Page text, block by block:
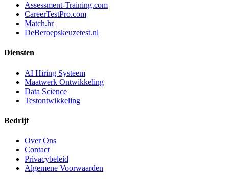
Assessment-Training.com
CareerTestPro.com
Match.hr
DeBeroepskeuzetest.nl
Diensten
AI Hiring Systeem
Maatwerk Ontwikkeling
Data Science
Testontwikkeling
Bedrijf
Over Ons
Contact
Privacybeleid
Algemene Voorwaarden